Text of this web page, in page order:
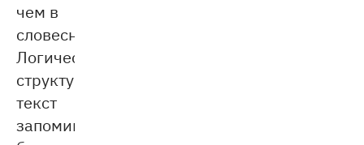
чем в
словесной.
Логически
структурированный
текст
запоминается